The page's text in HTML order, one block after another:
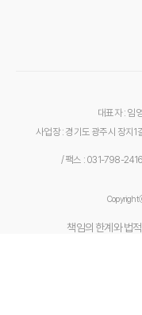
대표자 : 임
사업장 : 경기도 광주시 장지
/ 팩스 : 031-798-2416
책임의 한계와 법